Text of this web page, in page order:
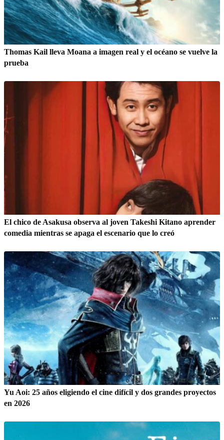
Thomas Kail lleva Moana a imagen real y el océano se vuelve la
prueba
El chico de Asakusa observa al joven Takeshi Kitano aprender
comedia mientras se apaga el escenario que lo creó
Yu Aoi: 25 años eligiendo el cine difícil y dos grandes proyectos
en 2026